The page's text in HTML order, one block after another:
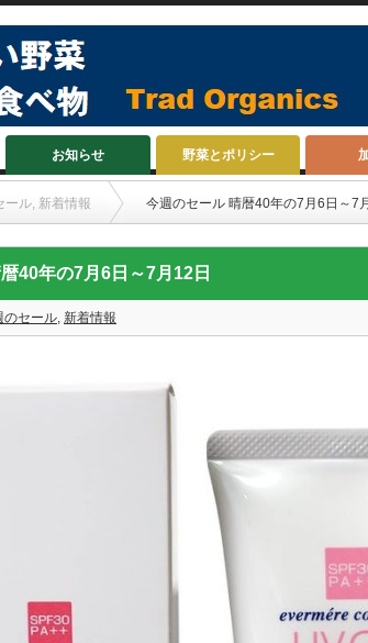
お知らせ 野菜とポリシー
ール, 新着情報 今週のセール 晴暦40年の7月6日～7
40年の7月6日～7月12日
のセール, 新着情報